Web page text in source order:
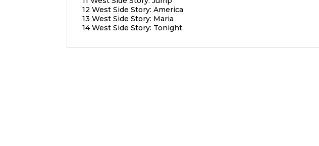
12 West Side Story: America
13 West Side Story: Maria
14 West Side Story: Tonight